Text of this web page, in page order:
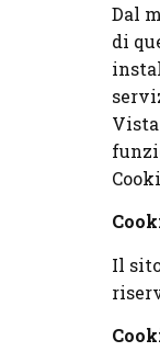
Dal
di
Il